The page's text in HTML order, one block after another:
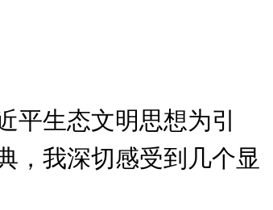
生态文明思想为引
，我深切感受到几个显